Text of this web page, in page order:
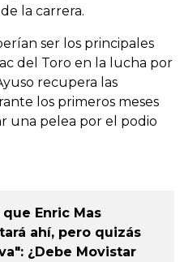
la carrera.
ser los principales
del Toro en la lucha por
recupera las
los primeros meses
una pelea por el podio
Enric Mas
ahí, pero quizás
¿Debe Movistar